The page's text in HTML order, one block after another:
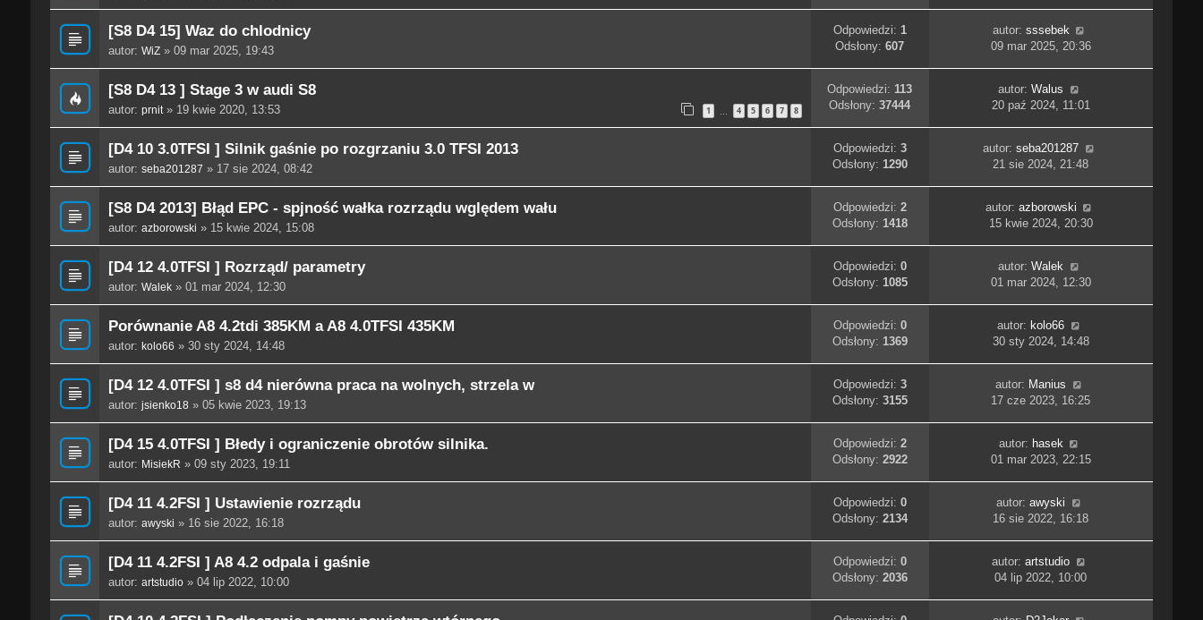
[S8 D4 15] Waz do chlodnicy
autor: WiZ» 09 mar 2025, 19:43
Odpowiedzi: 1
Odsłony:607
autor: sssebek
09 mar 2025, 20:36
[S8 D4 13 ] Stage 3 w audi S8
autor: prnit» 19 kwie 2020, 13:53 1 … 4 5 6 7 8
Odpowiedzi:113
Odsłony:37444
autor:Walus
20 paź 2024, 11:01
[D4 10 3.0TFSI ] Silnik gaśnie po rozgrzaniu 3.0 TFSI 2013
autor: seba201287 » 17 sie 2024, 08:42
Odpowiedzi: 3
Odsłony: 1290
autor:seba201287
21 sie 2024, 21:48
[S8 D4 2013] Błąd EPC - spjność wałka rozrządu wględem wału
autor: azborowski » 15 kwie 2024, 15:08
Odpowiedzi: 2
Odsłony: 1418
autor: azborowski
15 kwie 2024, 20:30
[D4 12 4.0TFSI ] Rozrząd/ parametry
autor: Walek» 01 mar 2024, 12:30
Odpowiedzi: 0
Odsłony: 1085
autor:Walek
01 mar 2024, 12:30
Porównanie A8 4.2tdi 385KM a A8 4.0TFSI 435KM
autor: kolo66 » 30 sty 2024, 14:48
Odpowiedzi: 0
Odsłony: 1369
autor: kolo66
30 sty 2024, 14:48
[D4 12 4.0TFSI ] s8 d4 nierówna praca na wolnych, strzela w
autor: jsienko18 » 05 kwie 2023, 19:13
Odpowiedzi: 3
Odsłony: 3155
autor: Manius
17 cze 2023, 16:25
[D4 15 4.0TFSI ] Błedy i ograniczenie obrotów silnika.
autor: MisiekR » 09 sty 2023, 19:11
Odpowiedzi: 2
Odsłony: 2922
autor: hasek
01 mar 2023, 22:15
[D4 11 4.2FSI ] Ustawienie rozrządu
autor: awyski » 16 sie 2022, 16:18
Odpowiedzi: 0
Odsłony: 2134
autor:awyski
16 sie 2022, 16:18
[D4 11 4.2FSI ] A8 4.2 odpala i gaśnie
autor: artstudio» 04 lip 2022, 10:00
Odpowiedzi: 0
Odsłony: 2036
autor:artstudio
04 lip 2022, 10:00